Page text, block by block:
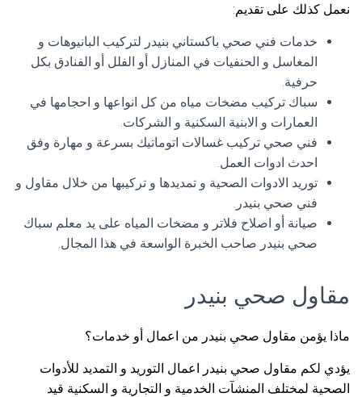
نعمل كذلك على تقديم:
خدمات فني صحي باكستاني بنيدر لتركيب البانيوهات و
المغاسل و الحنفيات في المنازل أو الفلل أو الفنادق بكل
حرفية.
سباك تركيب مضخات مياه من كل انواعها و احجامها في
العمارات و الابنية السكنية و الشركات.
فني صحي تركيب غسالات اتوماتيك بسرعة و مهارة وفق
احدث ادوات العمل.
توريد الادوات الصحية و تمديدها و تركيبها من خلال مقاول و
فني صحي بنيدر.
صيانة أو اصلاح فلاتر و مضخات المياه على يد معلم سباك
صحي بنيدر صاحب الخبرة الواسعة في هذا المجال.
مقاول صحي بنيدر
ماذا يؤمن مقاول صحي بنيدر من اعمال أو خدمات؟
يؤدي لكم مقاول صحي بنيدر اعمال التوريد و التمديد للأدوات
الصحية لمختلف المنشآت الخدمية و التجارية و السكنية قيد